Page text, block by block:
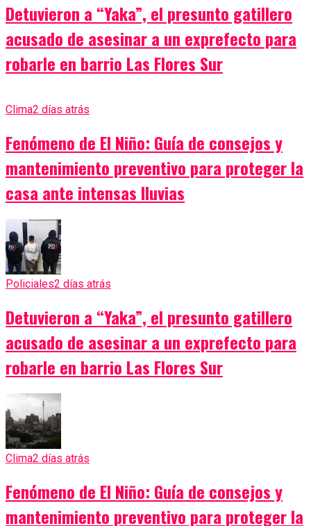
Detuvieron a “Yaka”, el presunto gatillero
acusado de asesinar a un exprefecto para
robarle en barrio Las Flores Sur
Clima2 días atrás
Fenómeno de El Niño: Guía de consejos y
mantenimiento preventivo para proteger la
casa ante intensas lluvias
Policiales2 días atrás
Detuvieron a “Yaka”, el presunto gatillero
acusado de asesinar a un exprefecto para
robarle en barrio Las Flores Sur
Clima2 días atrás
Fenómeno de El Niño: Guía de consejos y
mantenimiento preventivo para proteger la